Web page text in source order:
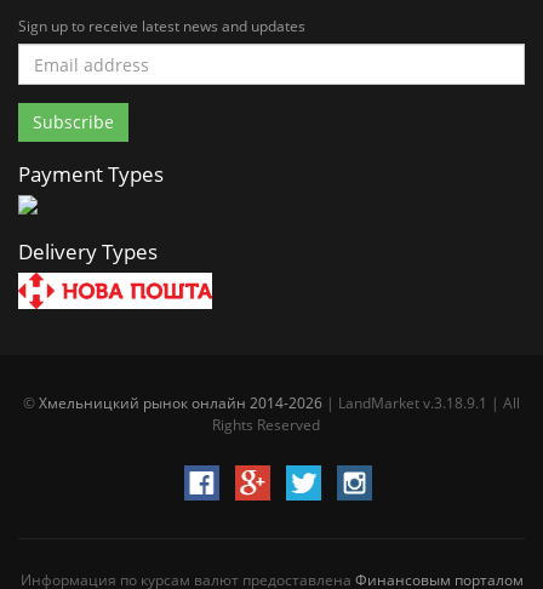
Sign up to receive latest news and updates
Payment Types
Delivery Types
©Хмельницкий рынок онлайн 2014-2026 | LandMarket v.3.18.9.1 | All
Rights Reserved
Информация по курсам валют предоставлена Финансовым порталом